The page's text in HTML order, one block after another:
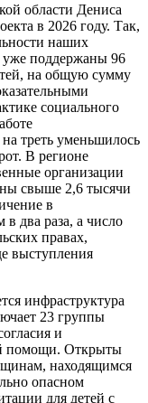
области Дениса
в 2026 году. Так,
наших
уже поддержаны 96
на общую сумму
социального
треть уменьшилось
В регионе
организации
свыше 2,6 тысячи
в
в два раза, а число
правах,
выступления
инфраструктура
23 группы
и
помощи. Открыты
находящимся
опасном
для детей с